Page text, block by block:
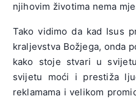
njihovim životima nema
Tako vidimo da kad Isus
kraljevstva Božjega, onda
kako stoje stvari u
svijetu moći i prestiža
reklamama i velikom